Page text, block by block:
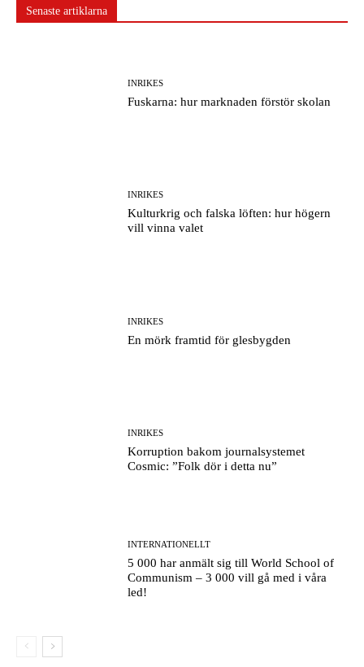
Senaste artiklarna
INRIKES
Fuskarna: hur marknaden förstör skolan
INRIKES
Kulturkrig och falska löften: hur högern
vill vinna valet
INRIKES
En mörk framtid för glesbygden
INRIKES
Korruption bakom journalsystemet
Cosmic: ”Folk dör i detta nu”
INTERNATIONELLT
5 000 har anmält sig till World School of
Communism – 3 000 vill gå med i våra
led!